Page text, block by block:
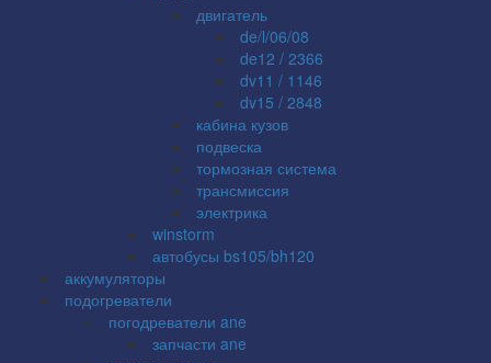
двигатель
de/l/06/08
de12 / 2366
dv11 / 1146
dv15 / 2848
кабина кузов
подвеска
тормозная система
трансмиссия
электрика
winstorm
автобусы bs105/bh120
аккумуляторы
подогреватели
погодреватели ane
запчасти ane